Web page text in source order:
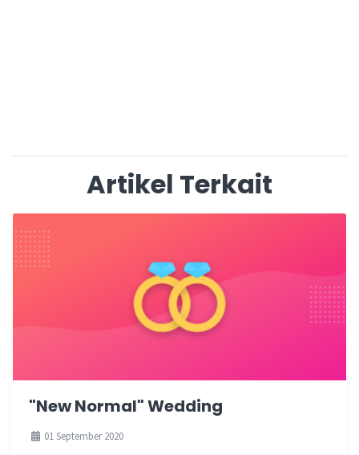
Artikel Terkait
"New Normal" Wedding
01 September 2020